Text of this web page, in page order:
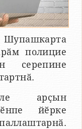
полицие
серепине
арҫын
йӗрке